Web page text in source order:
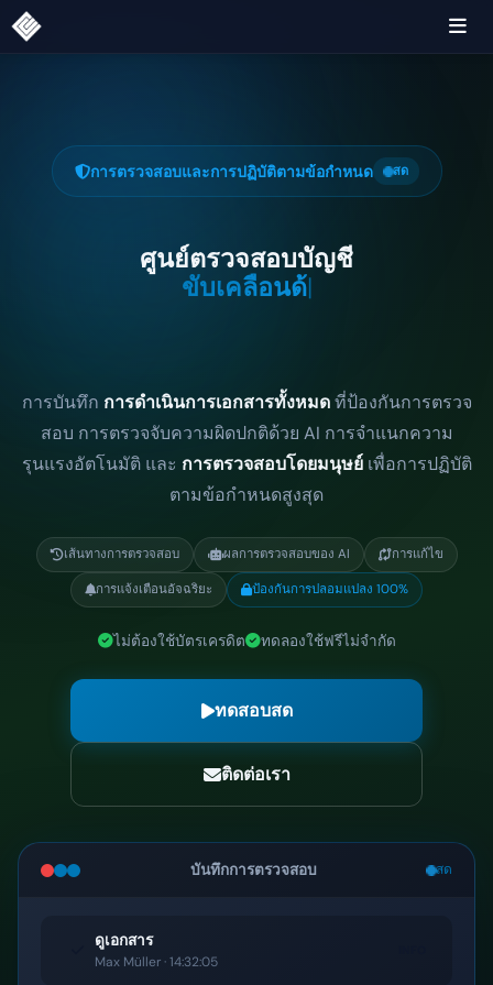
การตรวจสอบและการปฏิบัติตามข้อกำหนด สด
ศูนย์ตรวจสอบบัญชี
ขับเคลื่อนด้วย AI
การบันทึก การดำเนินการเอกสารทั้งหมดที่ป้องกันการตรวจ
สอบ การตรวจจับความผิดปกติด้วย AI การจำแนกความ
รุนแรงอัตโนมัติ และ การตรวจสอบโดยมนุษย์เพื่อการปฏิบัติ
ตามข้อกำหนดสูงสุด
เส้นทางการตรวจสอบ ผลการตรวจสอบของ AI การแก้ไข
การแจ้งเตือนอัจฉริยะ ป้องกันการปลอมแปลง 100%
ไม่ต้องใช้บัตรเครดิต ทดลองใช้ฟรีไม่จำกัด
ทดสอบสด
ติดต่อเรา
บันทึกการตรวจสอบ สด
ดูเอกสาร
Max Müller · 14:32:05